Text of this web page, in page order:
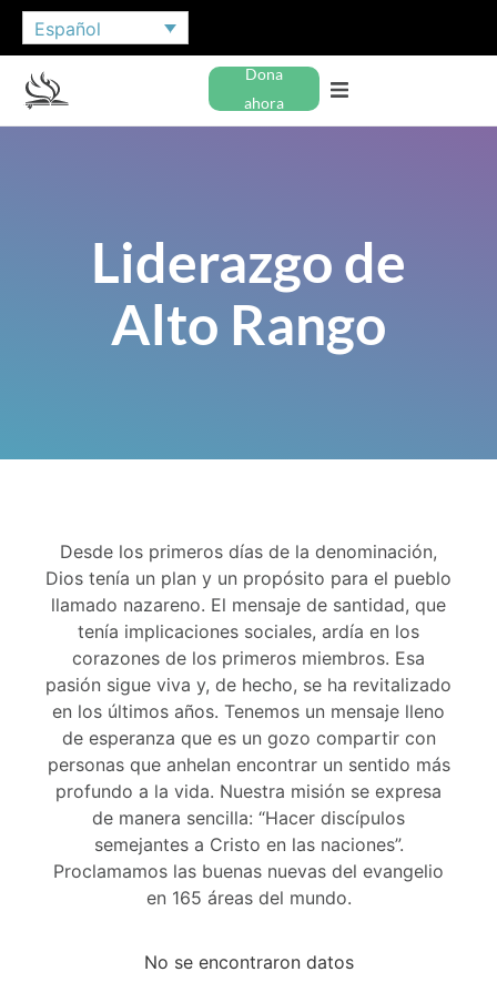
Español
Dona
ahora
Liderazgo de
Alto Rango
Desde los primeros días de la denominación,
Dios tenía un plan y un propósito para el pueblo
llamado nazareno. El mensaje de santidad, que
tenía implicaciones sociales, ardía en los
corazones de los primeros miembros. Esa
pasión sigue viva y, de hecho, se ha revitalizado
en los últimos años. Tenemos un mensaje lleno
de esperanza que es un gozo compartir con
personas que anhelan encontrar un sentido más
profundo a la vida. Nuestra misión se expresa
de manera sencilla: “Hacer discípulos
semejantes a Cristo en las naciones”.
Proclamamos las buenas nuevas del evangelio
en 165 áreas del mundo.
No se encontraron datos